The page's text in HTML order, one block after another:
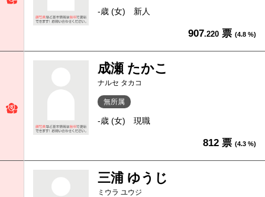
-歳 (女) 新人
907.220 票 (4.8 %)
成瀬 たかこ
ナルセ タカコ
無所属
-歳 (女) 現職
812 票 (4.3 %)
三浦 ゆうじ
ミウラ ユウジ